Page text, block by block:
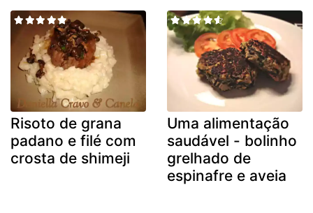
Risoto de grana
padano e filé com
crosta de shimeji
Uma alimentação
saudável - bolinho
grelhado de
espinafre e aveia